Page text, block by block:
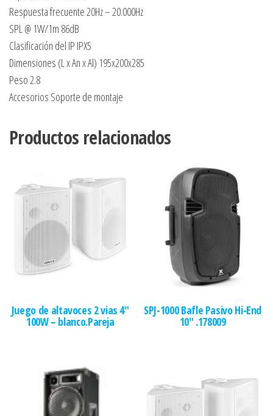
Respuesta frecuente 20Hz – 20.000Hz
SPL @ 1W/1m 86dB
Clasificación del IP IPX5
Dimensiones (L x An x Al) 195x200x285
Peso 2.8
Accesorios Soporte de montaje
Productos relacionados
Juego de altavoces 2 vias 4″
100W – blanco.Pareja
SPJ-1000 Bafle Pasivo Hi-End
10″ .178009